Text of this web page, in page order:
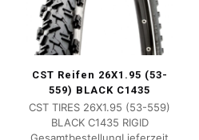
CST Reifen 26X1.95 (53-
559) BLACK C1435
CST TIRES 26X1.95 (53-559)
BLACK C1435 RIGID